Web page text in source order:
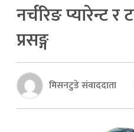
नर्चरिङ प्यारेन्ट र
प्रसङ्ग
मिसनटुडे संवाददाता